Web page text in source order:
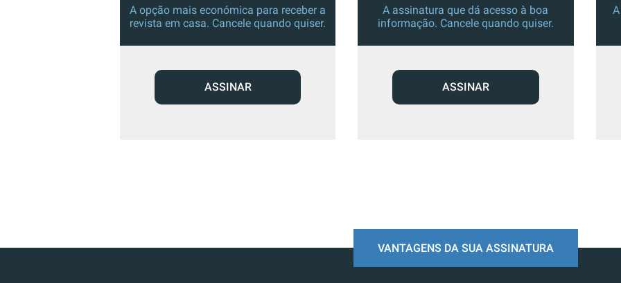
A opção mais económica para receber a
revista em casa. Cancele quando quiser.
ASSINAR
A assinatura que dá acesso à boa
informação. Cancele quando quiser.
ASSINAR
VANTAGENS DA SUA ASSINATURA